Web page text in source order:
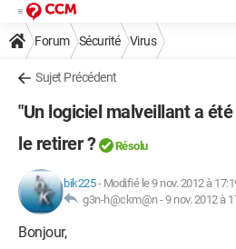
Forum Sécurité Virus
Sujet Précédent
"Un logiciel malveillant a
le retirer ?
Résolu
bik225- Modifié le 9 nov. 2012 à
g3n-h@ckm@n -9 nov. 2012 à
Bonjour,